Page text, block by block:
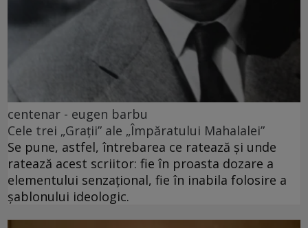
centenar - eugen barbu
Cele trei „Grații” ale „Împăratului Mahalalei”
Se pune, astfel, întrebarea ce ratează și unde
ratează acest scriitor: fie în proasta dozare a
elementului senzațional, fie în inabila folosire a
șablonului ideologic.